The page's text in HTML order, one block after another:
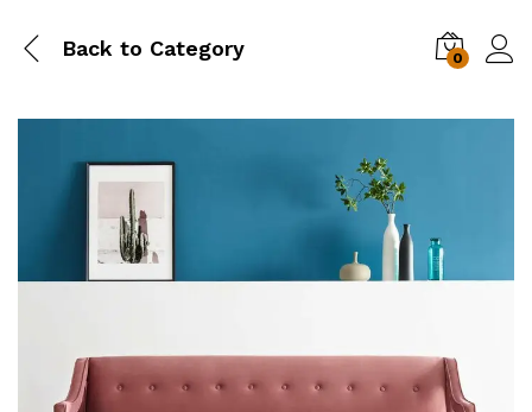
Back to Category 0